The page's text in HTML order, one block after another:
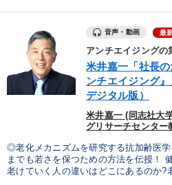
音声・動画 最
アンチエイジングの
米井嘉一「社長
ンチエイジング
デジタル版）
米井嘉一 (同志社大
グリサーチセンター
◎老化メカニズムを研究する抗加齢
までも若さを保つための方法を伝授！
老けていく人の違いはどこにあるのか?